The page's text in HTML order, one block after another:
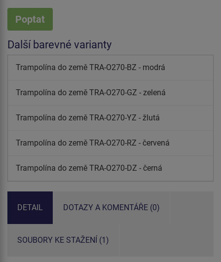
Poptat
Další barevné varianty
Trampolína do země TRA-O270-BZ - modrá
Trampolína do země TRA-O270-GZ - zelená
Trampolína do země TRA-O270-YZ - žlutá
Trampolína do země TRA-O270-RZ - červená
Trampolína do země TRA-O270-DZ - černá
DETAIL DOTAZY A KOMENTÁŘE (0)
SOUBORY KE STAŽENÍ (1)